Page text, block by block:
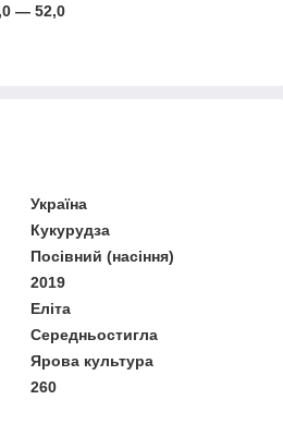
— 52,0
Україна
Кукурудза
Посівний (насіння)
2019
Еліта
Середньостигла
Ярова культура
260